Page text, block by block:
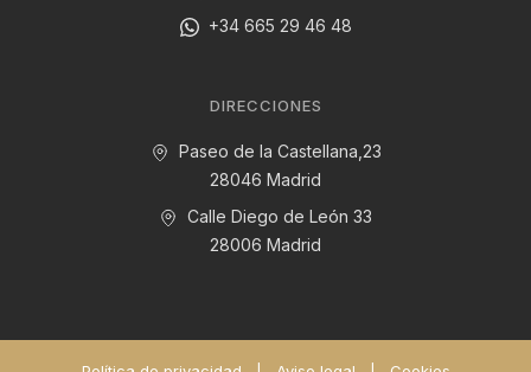
+34 665 29 46 48
DIRECCIONES
Paseo de la Castellana,23
28046 Madrid
Calle Diego de León 33
28006 Madrid